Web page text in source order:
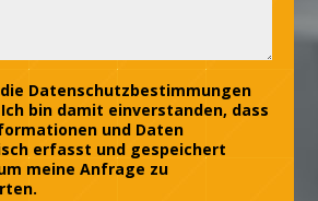
Datenschutzbestimmungen
bin damit einverstanden, dass
und Daten
erfasst und gespeichert
meine Anfrage zu